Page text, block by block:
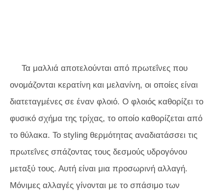
Τα μαλλιά αποτελούνται από πρωτεΐνες που
ονομάζονται κερατίνη και μελανίνη, οι οποίες είναι
διατεταγμένες σε έναν φλοιό. Ο φλοιός καθορίζει το
φυσικό σχήμα της τρίχας, το οποίο καθορίζεται από
το θύλακα. Το styling θερμότητας αναδιατάσσει τις
πρωτεΐνες σπάζοντας τους δεσμούς υδρογόνου
μεταξύ τους. Αυτή είναι μια προσωρινή αλλαγή.
Μόνιμες αλλαγές γίνονται με το σπάσιμο των